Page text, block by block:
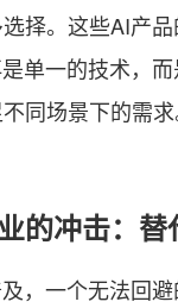
择。这些AI产
单一的技术，
同场景下的需求
的冲击：替
，一个无法回避